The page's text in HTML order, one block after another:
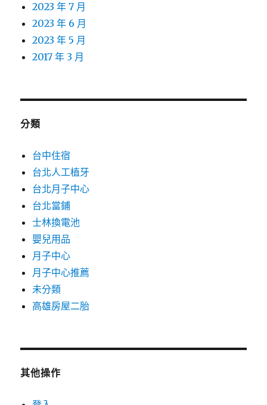
2023 年 7 月
2023 年 6 月
2023 年 5 月
2017 年 3 月
分類
台中住宿
台北人工植牙
台北月子中心
台北當鋪
士林換電池
嬰兒用品
月子中心
月子中心推薦
未分類
高雄房屋二胎
其他操作